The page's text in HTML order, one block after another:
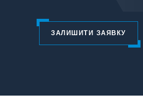
ЗАЛИШИТИ ЗАЯВКУ